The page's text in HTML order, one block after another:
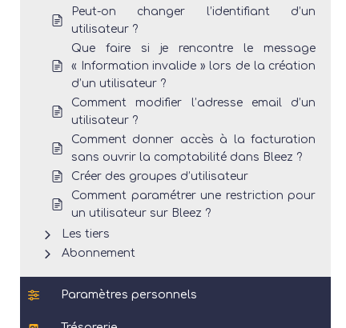
Peut-on changer l’identifiant d’un
utilisateur ?
Que faire si je rencontre le message
« Information invalide » lors de la création
d’un utilisateur ?
Comment modifier l’adresse email d’un
utilisateur ?
Comment donner accès à la facturation
sans ouvrir la comptabilité dans Bleez ?
Créer des groupes d’utilisateur
Comment paramétrer une restriction pour
un utilisateur sur Bleez ?
Les tiers
Abonnement
Paramètres personnels